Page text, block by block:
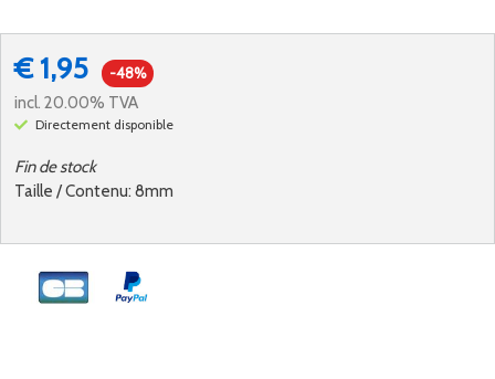
Taille / Contenu: 8mm
Fin de stock
€ 1,95 -48%
incl. 20.00% TVA
Directement disponible